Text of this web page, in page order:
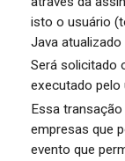
isto o usuário
Java atualizado
Será solicitado
executado pelo
Essa
empresas que
evento que